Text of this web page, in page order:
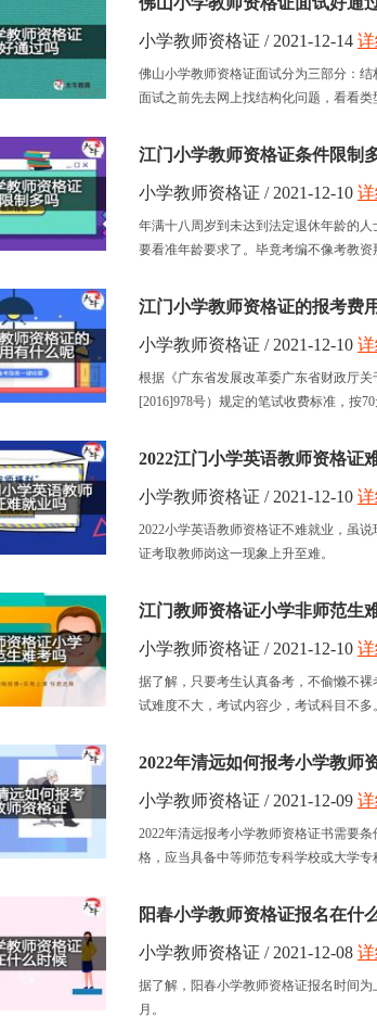
小学教师资格证 / 2021-12-14
佛山小学教师资格证面试分为三部分：
面试之前先去网上找结构化问题，看看类
江门小学教师资格证条件限制
小学教师资格证 / 2021-12-10
年满十八周岁到未达到法定退休年龄的
要看准年龄要求了。毕竟考编不像考教资
江门小学教师资格证的报考费
小学教师资格证 / 2021-12-10
根据《广东省发展改革委广东省财政厅
[2016]978号）规定的笔试收费标准，按
2022江门小学英语教师资格证
小学教师资格证 / 2021-12-10
2022小学英语教师资格证不难就业，虽
证考取教师岗这一现象上升至难。
江门教师资格证小学非师范生
小学教师资格证 / 2021-12-10
据了解，只要考生认真备考，不偷懒不
试难度不大，考试内容少，考试科目不多。
2022年清远如何报考小学教师
小学教师资格证 / 2021-12-09
2022年清远报考小学教师资格证书需要
格，应当具备中等师范专科学校或大学专
阳春小学教师资格证报名在什
小学教师资格证 / 2021-12-08
据了解，阳春小学教师资格证报名时间
月。